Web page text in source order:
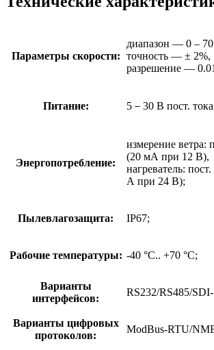
Параметры скорости:
диапазон — 0 –
точность — ± 2%,
разрешение —
Питание: 5－30 В пост.
Энергопотребление:
измерение ветра:
(20 мА при 12 В),
нагреватель:
А при 24 В);
Пылевлагозащита: IP67;
Рабочие температуры: -40 °C.. +70 °C;
Варианты
интерфейсов:
RS232/RS485/
Варианты цифровых
протоколов:
ModBus-RTU/